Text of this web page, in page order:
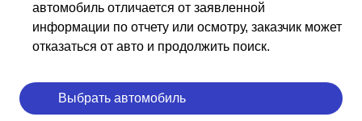
автомобиль отличается от заявленной
информации по отчету или осмотру, заказчик может
отказаться от авто и продолжить поиск.
Выбрать автомобиль